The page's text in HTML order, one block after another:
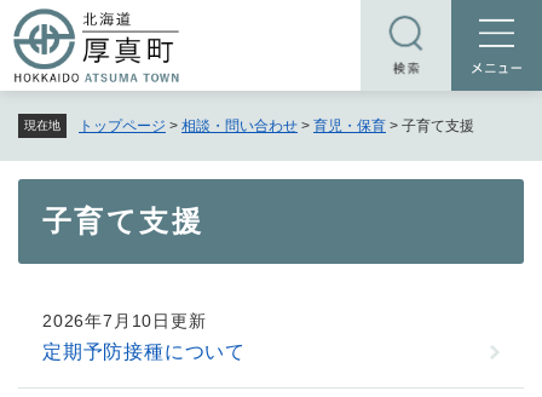
ー
ジ
頭
で
現在地 トップページ > 相談・問い合わせ > 育児・保育 > 子育て支援
子育て支援
2026年7月10日更新
定期予防接種について